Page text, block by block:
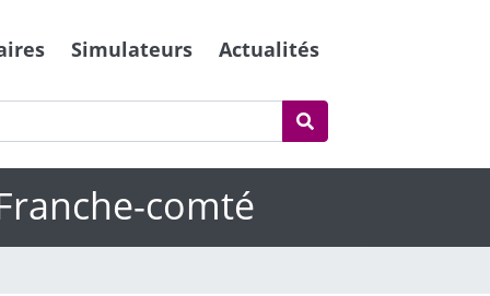
Simulateurs Actualités
comté